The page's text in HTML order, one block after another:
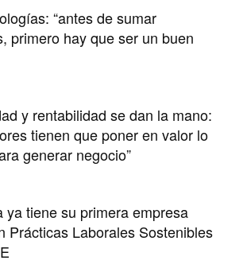
“antes de sumar
primero hay que ser un buen
y rentabilidad se dan la mano:
tienen que poner en valor lo
generar negocio”
ya tiene su primera empresa
Prácticas Laborales Sostenibles